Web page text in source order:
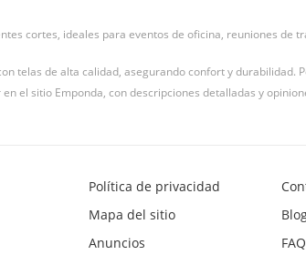
cortes, ideales para eventos de oficina, reuniones
telas de alta calidad, asegurando confort y
el sitio Emponda, con descripciones detalladas y
Política de privacidad
Mapa del sitio
Anuncios
FAQ